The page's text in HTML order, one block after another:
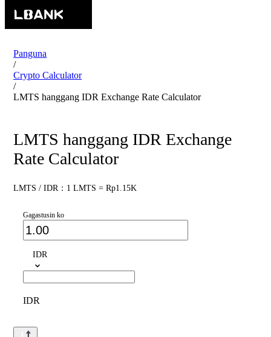
Panguna
/
Crypto Calculator
/
LMTS hanggang IDR Exchange Rate Calculator
LMTS hanggang IDR Exchange
Rate Calculator
LMTS / IDR：1 LMTS = Rp1.15K
Gagastusin ko
IDR
IDR